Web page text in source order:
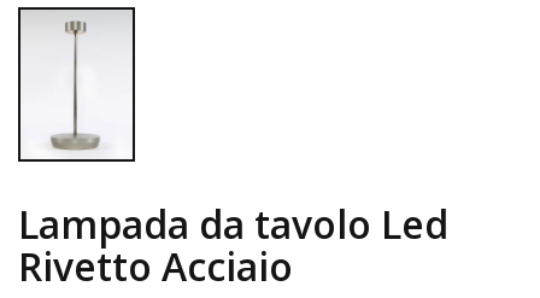
Lampada da tavolo Led
Rivetto Acciaio